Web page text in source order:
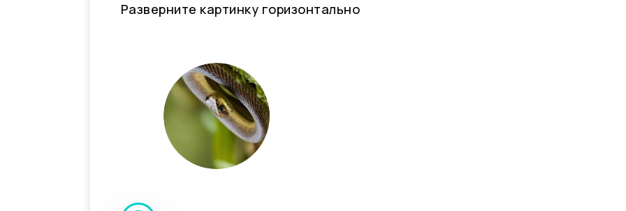
Разверните картинку горизонтально